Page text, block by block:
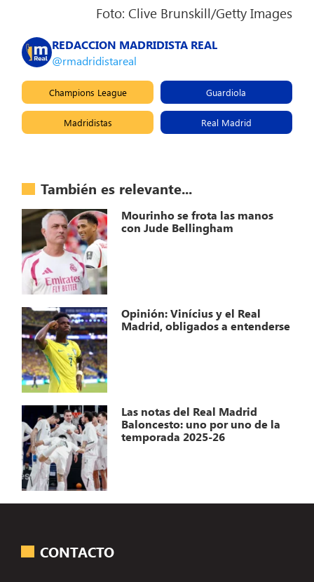
Foto: Clive Brunskill/Getty Images
REDACCION MADRIDISTA REAL
@rmadridistareal
Champions League Guardiola
Madridistas Real Madrid
También es relevante...
Mourinho se frota las manos
con Jude Bellingham
Opinión: Vinícius y el Real
Madrid, obligados a entenderse
Las notas del Real Madrid
Baloncesto: uno por uno de la
temporada 2025-26
CONTACTO